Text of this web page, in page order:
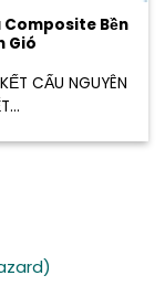
Composite Bền
Gió
CẤU NGUYÊN